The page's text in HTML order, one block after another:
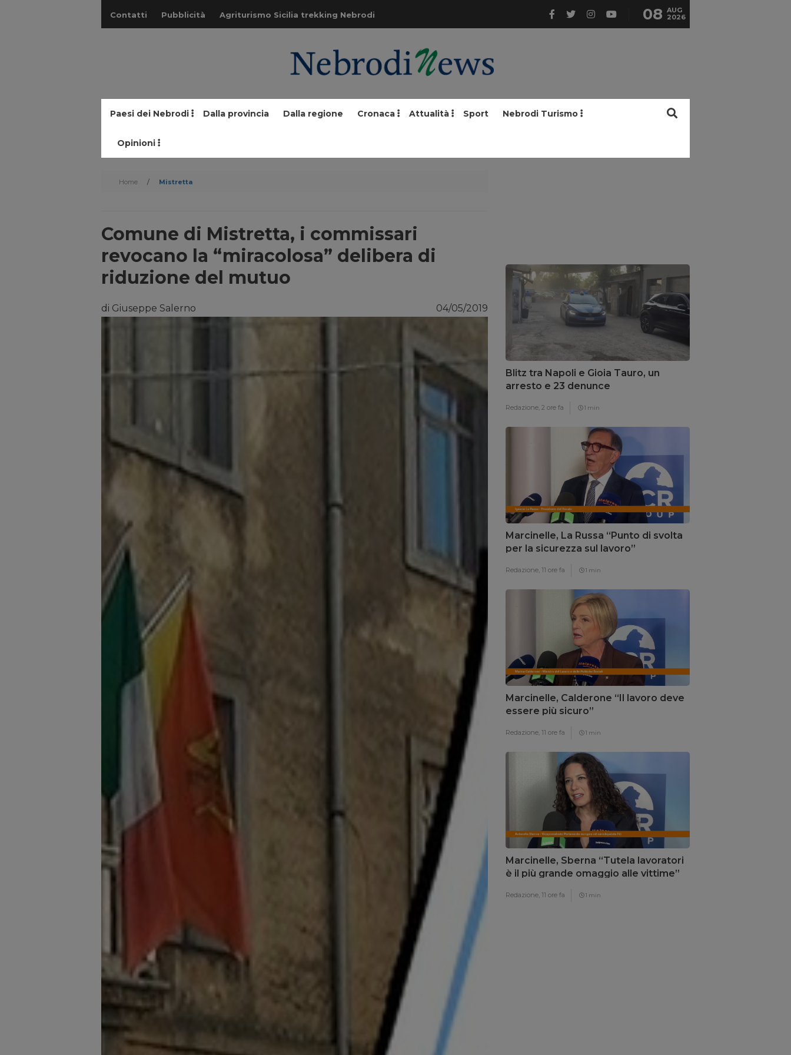
Contatti Pubblicità Agriturismo Sicilia trekking Nebrodi 08 AUG
2026
Paesi dei Nebrodi Dalla provincia Dalla regione Cronaca Attualità Sport Nebrodi Turismo
Opinioni
Home / Mistretta
Comune di Mistretta, i commissari
revocano la “miracolosa” delibera di
riduzione del mutuo
di Giuseppe Salerno 04/05/2019
Blitz tra Napoli e Gioia Tauro, un
arresto e 23 denunce
Redazione, 2 ore fa 1 min
Marcinelle, La Russa “Punto di svolta
per la sicurezza sul lavoro”
Redazione, 11 ore fa 1 min
Marcinelle, Calderone “Il lavoro deve
essere più sicuro”
Redazione, 11 ore fa 1 min
Marcinelle, Sberna “Tutela lavoratori
è il più grande omaggio alle vittime”
Redazione, 11 ore fa 1 min